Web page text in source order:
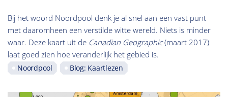
Bij het woord Noordpool denk je al snel aan een vast punt
met daaromheen een verstilde witte wereld. Niets is minder
waar. Deze kaart uit de Canadian Geographic(maart 2017)
laat goed zien hoe veranderlijk het gebied is.
Noordpool Blog: Kaartlezen